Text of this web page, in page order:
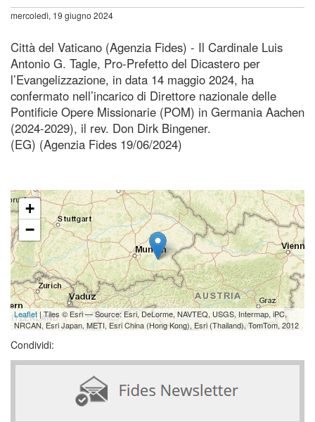
mercoledì, 19 giugno 2024
Città del Vaticano (Agenzia Fides) - Il Cardinale Luis
Antonio G. Tagle, Pro-Prefetto del Dicastero per
l’Evangelizzazione, in data 14 maggio 2024, ha
confermato nell’incarico di Direttore nazionale delle
Pontificie Opere Missionarie (POM) in Germania Aachen
(2024-2029), il rev. Don Dirk Bingener.
(EG) (Agenzia Fides 19/06/2024)
+
−
Leaflet | Tiles © Esri — Source: Esri, DeLorme, NAVTEQ, USGS, Intermap, iPC,
NRCAN, Esri Japan, METI, Esri China (Hong Kong), Esri (Thailand), TomTom, 2012
Condividi: